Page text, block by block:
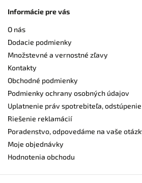
Informácie pre vás
O nás
Dodacie podmienky
Množstevné a vernostné zľavy
Kontakty
Obchodné podmienky
Podmienky ochrany osobných údajov
Uplatnenie práv spotrebiteľa,
Riešenie reklamácií
Poradenstvo, odpovedáme na vaše
Moje objednávky
Hodnotenia obchodu